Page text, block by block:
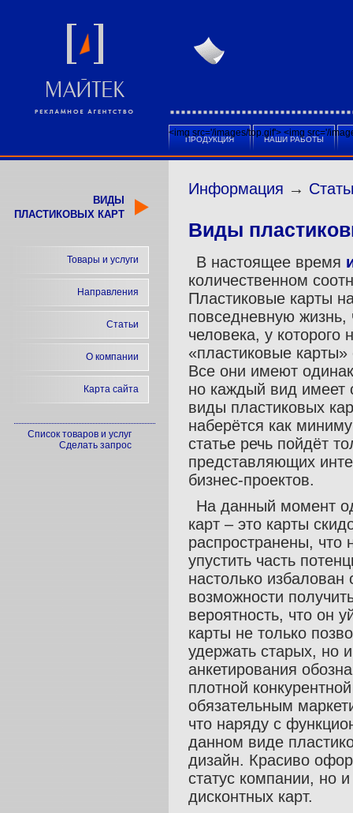
<img src='/images/top.gif'> <img src='/
ПРОДУКЦИЯ НАШИ РАБОТЫ
ВИДЫ
ПЛАСТИКОВЫХ КАРТ
Товары и услуги
Направления
Статьи
О компании
Карта сайта
Список товаров и услуг
Сделать запрос
Информация →
Виды
В настоящее время
количественном
Пластиковые карты
повседневную
человека, у которого
«пластиковые
Все они имеют
но каждый вид имеет
виды пластиковых
наберётся как
статье речь пойдёт
представляющих
бизнес-проектов.
На данный момент
карт – это карты
распространены, что
упустить часть
настолько избалован
возможности
вероятность, что он
карты не только
удержать старых, но
анкетирования
плотной
обязательным
что наряду с
данном виде
дизайн. Красиво
статус компании, но
дисконтных карт.